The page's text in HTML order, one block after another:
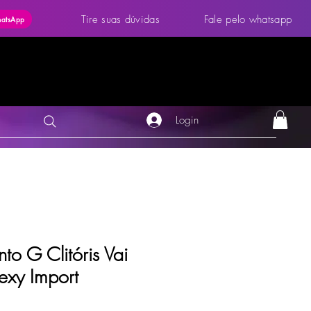
Tire suas dúvidas Fale pelo whatsapp
Login
G Clitóris Vai
Import